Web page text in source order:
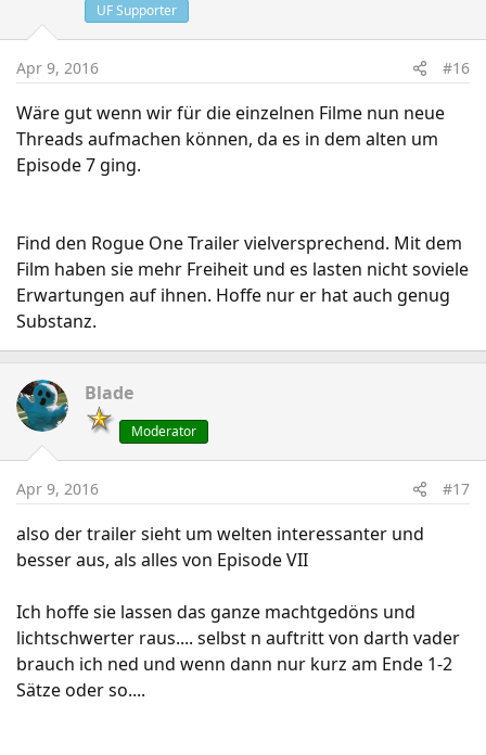
UF Supporter
Apr 9, 2016 #16
Wäre gut wenn wir für die einzelnen Filme nun neue
Threads aufmachen können, da es in dem alten um
Episode 7 ging.
Find den Rogue One Trailer vielversprechend. Mit dem
Film haben sie mehr Freiheit und es lasten nicht soviele
Erwartungen auf ihnen. Hoffe nur er hat auch genug
Substanz.
Blade
Moderator
Apr 9, 2016 #17
also der trailer sieht um welten interessanter und
besser aus, als alles von Episode VII
Ich hoffe sie lassen das ganze machtgedöns und
lichtschwerter raus.... selbst n auftritt von darth vader
brauch ich ned und wenn dann nur kurz am Ende 1-2
Sätze oder so....